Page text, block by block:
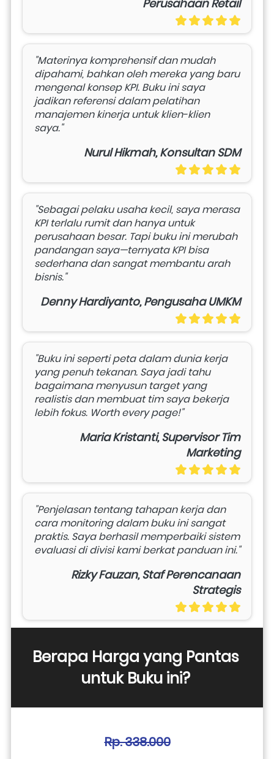
Perusahaan Retail
"Materinya komprehensif dan mudah
dipahami, bahkan oleh mereka yang baru
mengenal konsep KPI. Buku ini saya
jadikan referensi dalam pelatihan
manajemen kinerja untuk klien-klien
saya."
Nurul Hikmah, Konsultan SDM
"Sebagai pelaku usaha kecil, saya merasa
KPI terlalu rumit dan hanya untuk
perusahaan besar. Tapi buku ini merubah
pandangan saya—ternyata KPI bisa
sederhana dan sangat membantu arah
bisnis."
Denny Hardiyanto, Pengusaha UMKM
"Buku ini seperti peta dalam dunia kerja
yang penuh tekanan. Saya jadi tahu
bagaimana menyusun target yang
realistis dan membuat tim saya bekerja
lebih fokus. Worth every page!"
Maria Kristanti, Supervisor Tim
Marketing
"Penjelasan tentang tahapan kerja dan
cara monitoring dalam buku ini sangat
praktis. Saya berhasil memperbaiki sistem
evaluasi di divisi kami berkat panduan ini."
Rizky Fauzan, Staf Perencanaan
Strategis
Berapa Harga yang Pantas
untuk Buku ini?
Rp. 338.000